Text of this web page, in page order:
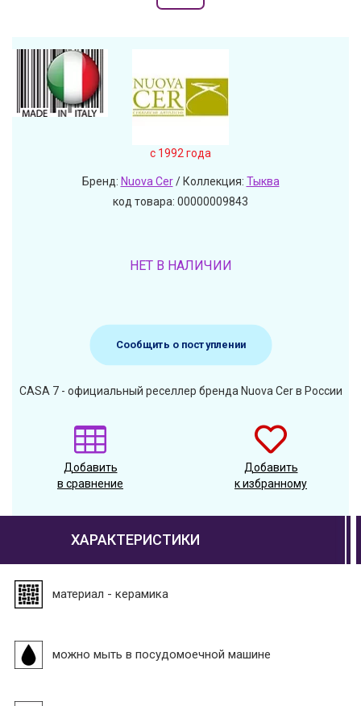
c 1992 года
Бренд: Nuova Cer/ Коллекция: Тыква
код товара: 00000009843
НЕТ В НАЛИЧИИ
Сообщить о поступлении
CASA 7 - официальный реселлер бренда Nuova Cer в России
Добавить
в сравнение
Добавить
к избранному
ХАРАКТЕРИСТИКИ
материал - керамика
можно мыть в посудомоечной машине